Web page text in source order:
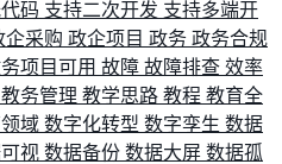
码 支持二次开发 支持多端开
企采购 政企项目 政务 政务合规
项目可用 故障 故障排查 效率
教务管理 教学思路 教程 教育全
域 数字化转型 数字孪生 数据
视 数据备份 数据大屏 数据孤